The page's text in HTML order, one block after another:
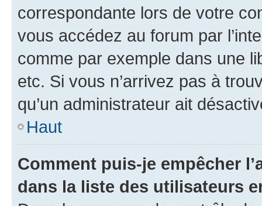
correspondante lors de votre
vous accédez au forum par
comme par exemple dans une
etc. Si vous n’arrivez pas à
qu’un administrateur ait
Haut
Comment puis-je empêcher
dans la liste des utilisateurs